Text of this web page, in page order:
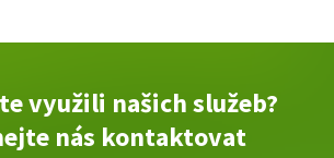
využili našich služeb?
nás kontaktovat